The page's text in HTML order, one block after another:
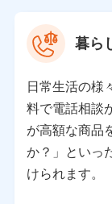
※ 当社および株
データ憲章」に
※ パーソナルデ
理」の設定状態
※ dポイントク
日以降、一度も
暮ら
日常生活の様
料で電話相談
が高額な商品
か？」といっ
けられます。